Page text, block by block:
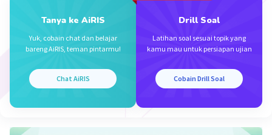
Tanya ke AiRIS
Yuk, cobain chat dan belajar
bareng AiRIS, teman pintarmu!
Chat AiRIS
Drill Soal
Latihan soal sesuai topik yang
kamu mau untuk persiapan ujian
Cobain Drill Soal